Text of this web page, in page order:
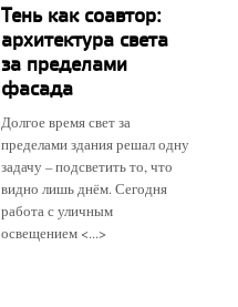
Тень как соавтор:
архитектура света
за пределами
фасада
Долгое время свет за
пределами здания решал одну
задачу – подсветить то, что
видно лишь днём. Сегодня
работа с уличным
освещением <...>